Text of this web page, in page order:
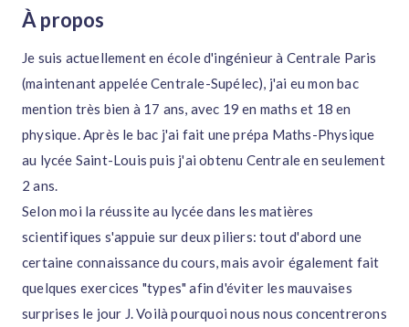
À propos
Je suis actuellement en école d'ingénieur à Centrale Paris
(maintenant appelée Centrale-Supélec), j'ai eu mon bac
mention très bien à 17 ans, avec 19 en maths et 18 en
physique. Après le bac j'ai fait une prépa Maths-Physique
au lycée Saint-Louis puis j'ai obtenu Centrale en seulement
2 ans.
Selon moi la réussite au lycée dans les matières
scientifiques s'appuie sur deux piliers: tout d'abord une
certaine connaissance du cours, mais avoir également fait
quelques exercices "types" afin d'éviter les mauvaises
surprises le jour J. Voilà pourquoi nous nous concentrerons